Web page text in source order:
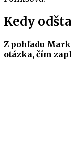
Kedy
Z pohľadu
otázka, čím